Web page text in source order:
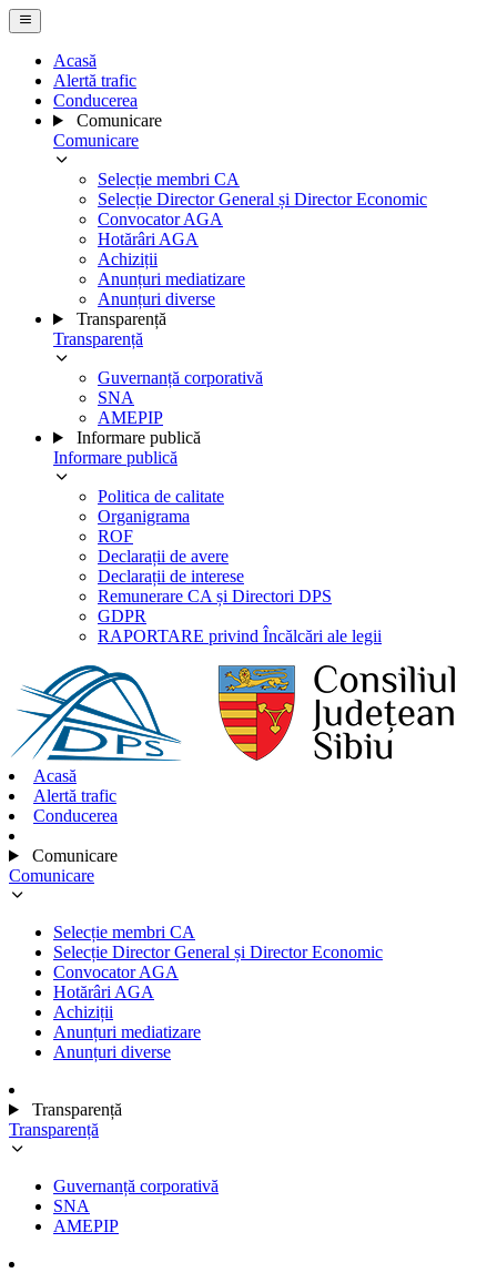
Acasă
Alertă trafic
Conducerea
Comunicare
Comunicare
Selecție membri CA
Selecție Director General și Director Economic
Convocator AGA
Hotărâri AGA
Achiziții
Anunțuri mediatizare
Anunțuri diverse
Transparență
Transparență
Guvernanță corporativă
SNA
AMEPIP
Informare publică
Informare publică
Politica de calitate
Organigrama
ROF
Declarații de avere
Declarații de interese
Remunerare CA și Directori DPS
GDPR
RAPORTARE privind Încălcări ale legii
Acasă
Alertă trafic
Conducerea
Comunicare
Comunicare
Selecție membri CA
Selecție Director General și Director Economic
Convocator AGA
Hotărâri AGA
Achiziții
Anunțuri mediatizare
Anunțuri diverse
Transparență
Transparență
Guvernanță corporativă
SNA
AMEPIP